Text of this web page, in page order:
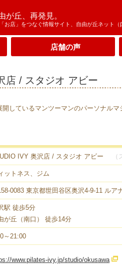
が丘、再発見。
お店」をつなぐ情報サイト、自由が丘ネット（
店舗の声
店 / スタジオ アビー
開しているマンツーマンのパーソナル
IVY 奥沢店 / スタジオ アビー
ットネス、ジム
0083 東京都世田谷区奥沢4-9-11 ルア
駅 徒歩5分
が丘（南口） 徒歩14分
～21:00
www.pilates-ivy.jp/studio/okusawa